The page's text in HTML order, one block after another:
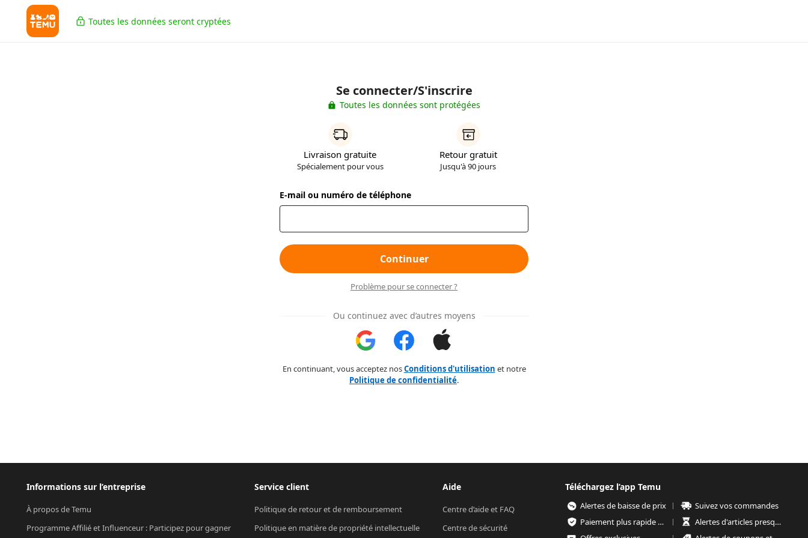
Toutes les données seront cryptées
Se connecter/S'inscrire
Toutes les données sont protégées
Livraison gratuite
Spécialement pour vous
Retour gratuit
Jusqu'à 90 jours
E-mail ou numéro de téléphone
Continuer
Problème pour se connecter ?
Ou continuez avec d’autres moyens
En continuant, vous acceptez nosConditions d'utilisation et notre
Politique de confidentialité.
Informations sur l’entreprise
À propos de Temu
Programme Affilié et Influenceur : Participez pour gagner
Service client
Politique de retour et de remboursement
Politique en matière de propriété intellectuelle
Aide
Centre d’aide et FAQ
Centre de sécurité
Téléchargez l’app Temu
Alertes de baisse de prix
Suivez vos commandes
Paiement plus rapide et plus sécurisé
Alertes d'articles presque épuisés